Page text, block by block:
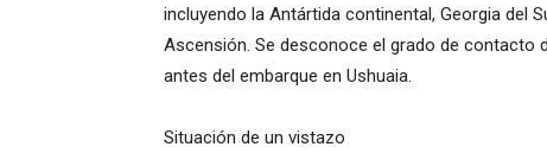
incluyendo la Antártida continental, Georgia del
Ascensión. Se desconoce el grado de contacto
antes del embarque en Ushuaia.
Situación de un vistazo